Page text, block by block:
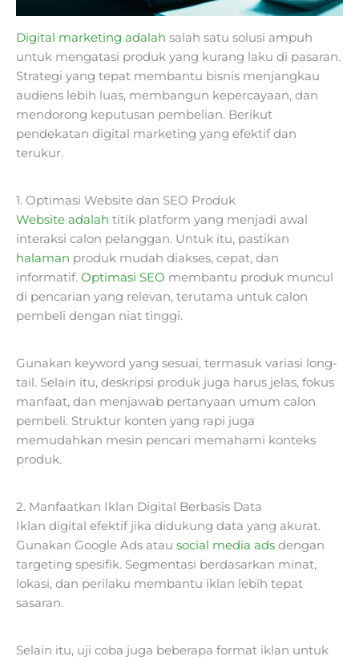
Digital marketing adalah salah satu solusi ampuh
untuk mengatasi produk yang kurang laku di pasaran.
Strategi yang tepat membantu bisnis menjangkau
audiens lebih luas, membangun kepercayaan, dan
mendorong keputusan pembelian. Berikut
pendekatan digital marketing yang efektif dan
terukur.
1. Optimasi Website dan SEO Produk
Website adalah titik platform yang menjadi awal
interaksi calon pelanggan. Untuk itu, pastikan
halaman produk mudah diakses, cepat, dan
informatif. Optimasi SEO membantu produk muncul
di pencarian yang relevan, terutama untuk calon
pembeli dengan niat tinggi.
Gunakan keyword yang sesuai, termasuk variasi long-
tail. Selain itu, deskripsi produk juga harus jelas, fokus
manfaat, dan menjawab pertanyaan umum calon
pembeli. Struktur konten yang rapi juga
memudahkan mesin pencari memahami konteks
produk.
2. Manfaatkan Iklan Digital Berbasis Data
Iklan digital efektif jika didukung data yang akurat.
Gunakan Google Ads atau social media ads dengan
targeting spesifik. Segmentasi berdasarkan minat,
lokasi, dan perilaku membantu iklan lebih tepat
sasaran.
Selain itu, uji coba juga beberapa format iklan untuk